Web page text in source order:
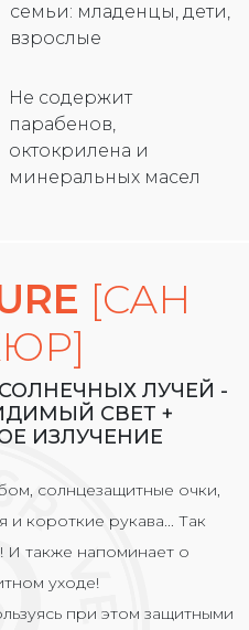
семьи: младенцы, дети,
взрослые
Не содержит
парабенов,
октокрилена и
минеральных масел
[САН
ЛУЧЕЙ -
СВЕТ +
ИЗЛУЧЕНИЕ
солнцезащитные очки,
и короткие рукава... Так
И также напоминает о
уходе!
при этом защитными